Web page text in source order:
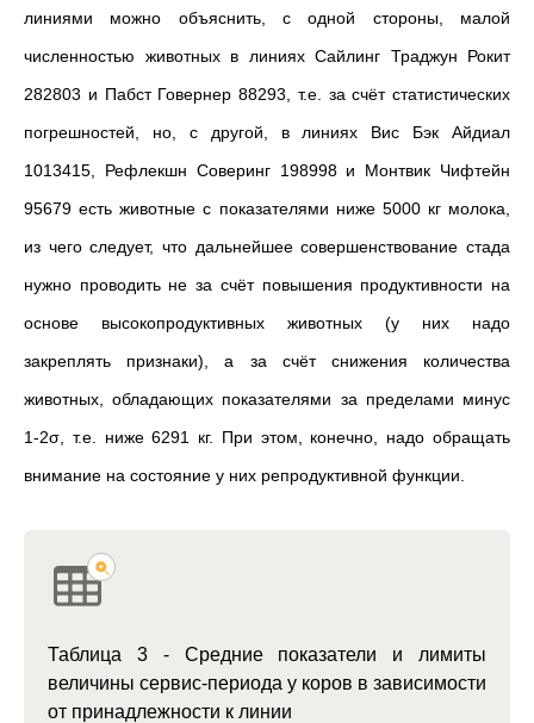
линиями можно объяснить, с одной стороны, малой
численностью животных в линиях Сайлинг Траджун Рокит
282803 и Пабст Говернер 88293, т.е. за счёт статистических
погрешностей,
но, с другой, в линиях Вис Бэк Айдиал
1013415,
Рефлекшн Соверинг 198998 и Монтвик Чифтейн
95679 есть животные с показателями ниже 5000 кг молока,
из чего следует, что дальнейшее совершенствование стада
нужно проводить не за счёт повышения продуктивности на
основе высокопродуктивных животных (у них надо
закреплять признаки), а за счёт снижения количества
животных, обладающих показателями за пределами минус
1-2σ, т.е. ниже 6291 кг. При этом, конечно, надо обращать
внимание на состояние у них репродуктивной функции.
Таблица 3 - Средние показатели и лимиты
величины сервис-периода у коров в зависимости
от принадлежности к линии